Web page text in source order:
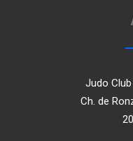
Judo
Ch. de